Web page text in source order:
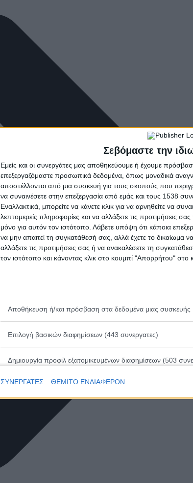
Σεβόμαστε την
Εμείς και οι συνεργάτες μας αποθηκεύουμε ή έχουμε
επεξεργαζόμαστε προσωπικά δεδομένα, όπως μοναδικά
αποστέλλονται από μια συσκευή για τους σκοπούς που
να συναινέσετε στην επεξεργασία από εμάς και τους 1538
Εναλλακτικά, μπορείτε να κάνετε κλικ για να αρνηθείτε να
λεπτομερείς πληροφορίες και να αλλάξετε τις προτιμήσεις
μόνο για αυτόν τον ιστότοπο. Λάβετε υπόψη ότι κάποια
να μην απαιτεί τη συγκατάθεσή σας, αλλά έχετε το δικαίωμα
αλλάξετε τις προτιμήσεις σας ή να ανακαλέσετε τη
τον ιστότοπο και κάνοντας κλικ στο κουμπί "Απορρήτου" στο
Αποθήκευση ή/και πρόσβαση στα δεδομένα μιας συσκευής
Επιλογή βασικών διαφημίσεων (443 συνεργατες)
Δημιουργία προφίλ εξατομικευμένων διαφημίσεων (503
Επιλογή εξατομικευμένων διαφημίσεων (502 συνεργατες)
Δημιουργία προφίλ εξατομικευμένου περιεχομένου (230
Επιλογή εξατομικευμένου περιεχομένου (210 συνεργατες)
Μέτρηση απόδοσης διαφημίσεων (466 συνεργατες)
ΣΥΝΕΡΓΑΤΕΣ ΘΕΜΙΤΟ ΕΝΔΙΑΦΕΡΟΝ